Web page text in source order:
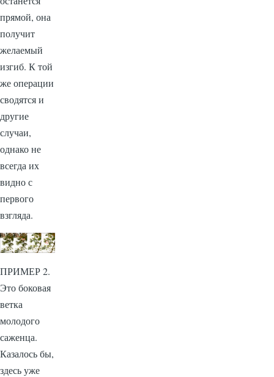
прямой, она
получит
желаемый
изгиб. К той
же операции
сводятся и
другие
случаи,
однако не
всегда их
видно с
первого
взгляда.
ПРИМЕР 2.
Это боковая
ветка
молодого
саженца.
Казалось бы,
здесь уже